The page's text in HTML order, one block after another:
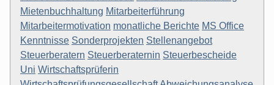
Mietenbuchhaltung Mitarbeiterführung
Mitarbeitermotivation monatliche Berichte MS Office
Kenntnisse Sonderprojekten Stellenangebot
Steuerberatern Steuerberaternin Steuerbescheide
Uni Wirtschaftsprüferin